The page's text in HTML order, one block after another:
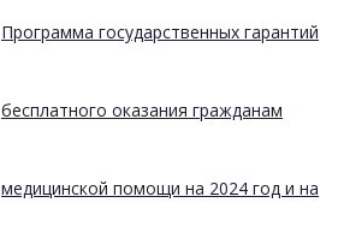
Программа государственных гарантий
бесплатного оказания гражданам
медицинской помощи на 2024 год и на